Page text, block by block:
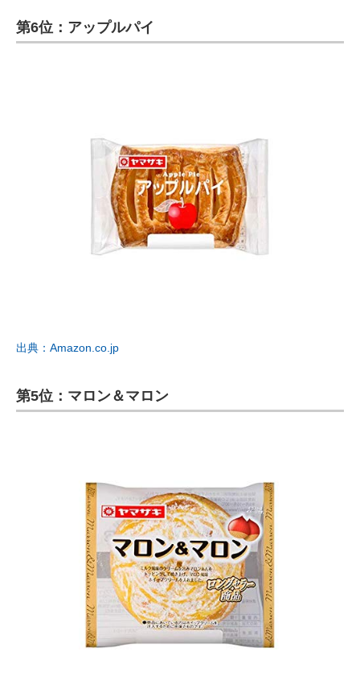
第6位：アップルパイ
出典：Amazon.co.jp
第5位：マロン＆マロン